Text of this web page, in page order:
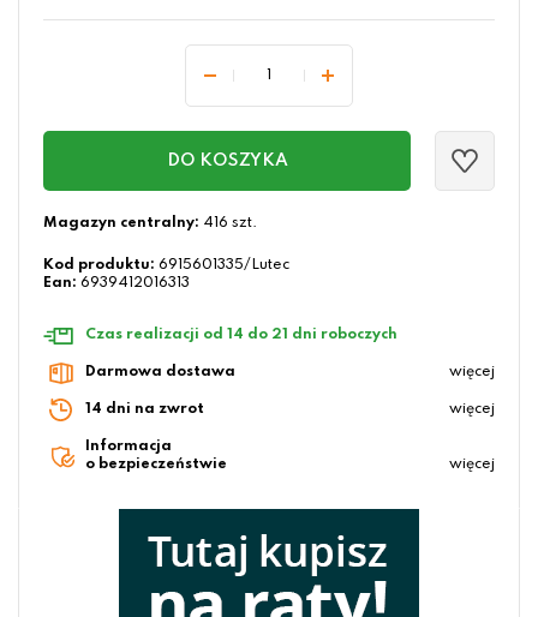
DO KOSZYKA
Magazyn centralny: 416 szt.
Kod produktu: 6915601335/Lutec
Ean: 6939412016313
Czas realizacji od 14 do 21 dni roboczych
Darmowa dostawa więcej
14 dni na zwrot więcej
Informacja
o bezpieczeństwie
więcej